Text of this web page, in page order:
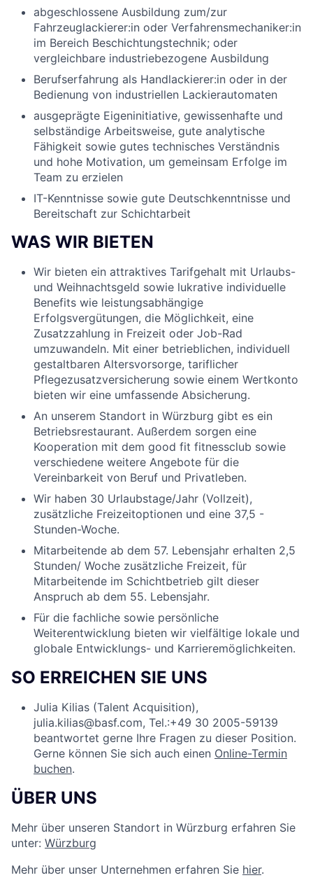
abgeschlossene Ausbildung zum/zur
Fahrzeuglackierer:in oder Verfahrensmechaniker:in
im Bereich Beschichtungstechnik; oder
vergleichbare industriebezogene Ausbildung
Berufserfahrung als Handlackierer:in oder in der
Bedienung von industriellen Lackierautomaten
ausgeprägte Eigeninitiative, gewissenhafte und
selbständige Arbeitsweise, gute analytische
Fähigkeit sowie gutes technisches Verständnis
und hohe Motivation, um gemeinsam Erfolge im
Team zu erzielen
IT-Kenntnisse sowie gute Deutschkenntnisse und
Bereitschaft zur Schichtarbeit
WAS WIR BIETEN
Wir bieten ein attraktives Tarifgehalt mit Urlaubs-
und Weihnachtsgeld sowie lukrative individuelle
Benefits wie leistungsabhängige
Erfolgsvergütungen, die Möglichkeit, eine
Zusatzzahlung in Freizeit oder Job-Rad
umzuwandeln. Mit einer betrieblichen, individuell
gestaltbaren Altersvorsorge, tariflicher
Pflegezusatzversicherung sowie einem Wertkonto
bieten wir eine umfassende Absicherung.
An unserem Standort in Würzburg gibt es ein
Betriebsrestaurant. Außerdem sorgen eine
Kooperation mit dem good fit fitnessclub sowie
verschiedene weitere Angebote für die
Vereinbarkeit von Beruf und Privatleben.
Wir haben 30 Urlaubstage/Jahr (Vollzeit),
zusätzliche Freizeitoptionen und eine 37,5 -
Stunden-Woche.
Mitarbeitende ab dem 57. Lebensjahr erhalten 2,5
Stunden/ Woche zusätzliche Freizeit, für
Mitarbeitende im Schichtbetrieb gilt dieser
Anspruch ab dem 55. Lebensjahr.
Für die fachliche sowie persönliche
Weiterentwicklung bieten wir vielfältige lokale und
globale Entwicklungs- und Karrieremöglichkeiten.
SO ERREICHEN SIE UNS
Julia Kilias (Talent Acquisition),
julia.kilias@basf.com, Tel.:+49 30 2005-59139
beantwortet gerne Ihre Fragen zu dieser Position.
Gerne können Sie sich auch einen Online-Termin
buchen.
ÜBER UNS
Mehr über unseren Standort in Würzburg erfahren Sie
unter: Würzburg
Mehr über unser Unternehmen erfahren Sie hier.